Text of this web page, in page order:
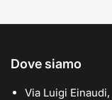
Dove siamo
Via Luigi